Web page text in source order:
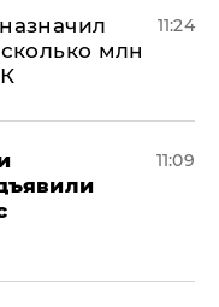
млн
11:24
11:09